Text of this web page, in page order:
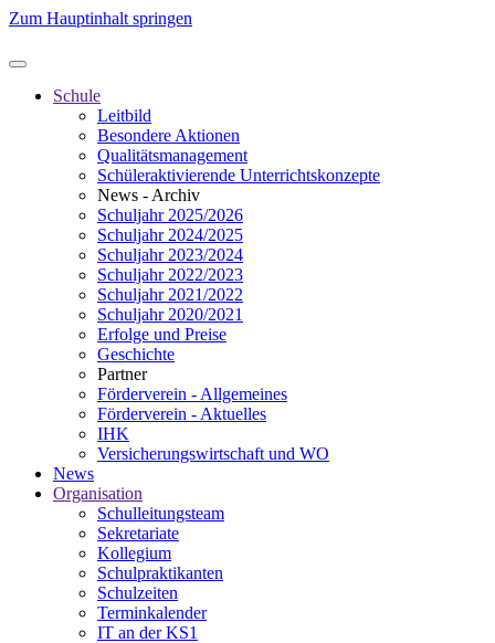
Zum Hauptinhalt springen
Schule
Leitbild
Besondere Aktionen
Qualitätsmanagement
Schüleraktivierende Unterrichtskonzepte
News - Archiv
Schuljahr 2025/2026
Schuljahr 2024/2025
Schuljahr 2023/2024
Schuljahr 2022/2023
Schuljahr 2021/2022
Schuljahr 2020/2021
Erfolge und Preise
Geschichte
Partner
Förderverein - Allgemeines
Förderverein - Aktuelles
IHK
Versicherungswirtschaft und WO
News
Organisation
Schulleitungsteam
Sekretariate
Kollegium
Schulpraktikanten
Schulzeiten
Terminkalender
IT an der KS1